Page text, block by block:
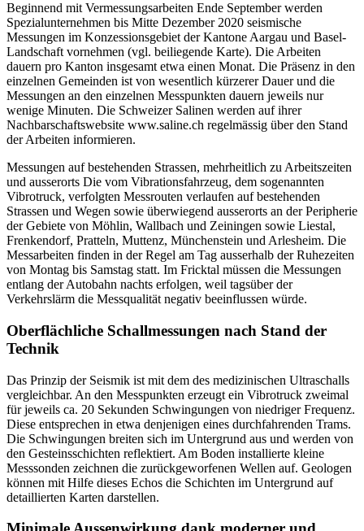
Beginnend mit Vermessungsarbeiten Ende September werden
Spezialunternehmen bis Mitte Dezember 2020 seismische
Messungen im Konzessionsgebiet der Kantone Aargau und Basel-
Landschaft vornehmen (vgl. beiliegende Karte). Die Arbeiten
dauern pro Kanton insgesamt etwa einen Monat. Die Präsenz in den
einzelnen Gemeinden ist von wesentlich kürzerer Dauer und die
Messungen an den einzelnen Messpunkten dauern jeweils nur
wenige Minuten. Die Schweizer Salinen werden auf ihrer
Nachbarschaftswebsite www.saline.ch regelmässig über den Stand
der Arbeiten informieren.
Messungen auf bestehenden Strassen, mehrheitlich zu Arbeitszeiten
und ausserorts Die vom Vibrationsfahrzeug, dem sogenannten
Vibrotruck, verfolgten Messrouten verlaufen auf bestehenden
Strassen und Wegen sowie überwiegend ausserorts an der Peripherie
der Gebiete von Möhlin, Wallbach und Zeiningen sowie Liestal,
Frenkendorf, Pratteln, Muttenz, Münchenstein und Arlesheim. Die
Messarbeiten finden in der Regel am Tag ausserhalb der Ruhezeiten
von Montag bis Samstag statt. Im Fricktal müssen die Messungen
entlang der Autobahn nachts erfolgen, weil tagsüber der
Verkehrslärm die Messqualität negativ beeinflussen würde.
Oberflächliche Schallmessungen nach Stand der
Technik
Das Prinzip der Seismik ist mit dem des medizinischen Ultraschalls
vergleichbar. An den Messpunkten erzeugt ein Vibrotruck zweimal
für jeweils ca. 20 Sekunden Schwingungen von niedriger Frequenz.
Diese entsprechen in etwa denjenigen eines durchfahrenden Trams.
Die Schwingungen breiten sich im Untergrund aus und werden von
den Gesteinsschichten reflektiert. Am Boden installierte kleine
Messsonden zeichnen die zurückgeworfenen Wellen auf. Geologen
können mit Hilfe dieses Echos die Schichten im Untergrund auf
detaillierten Karten darstellen.